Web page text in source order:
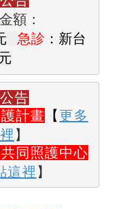
急診 ：新台
告
計畫 【 更多
】
同照護中心
這裡 】